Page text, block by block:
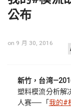
公布
on 9 月 30, 2016
新竹，台湾
塑料模流分析解
人赛──「我的#